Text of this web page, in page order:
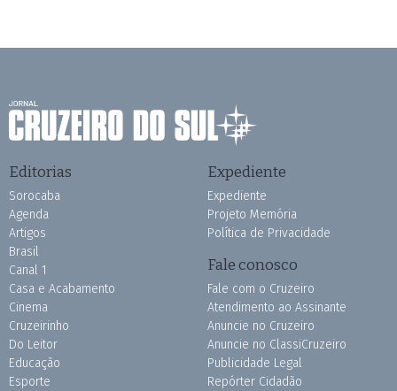
Editorias
Sorocaba
Agenda
Artigos
Brasil
Canal 1
Casa e Acabamento
Cinema
Cruzeirinho
Do Leitor
Educação
Esporte
Expediente
Expediente
Projeto Memória
Política de Privacidade
Fale conosco
Fale com o Cruzeiro
Atendimento ao Assinante
Anuncie no Cruzeiro
Anuncie no ClassiCruzeiro
Publicidade Legal
Repórter Cidadão